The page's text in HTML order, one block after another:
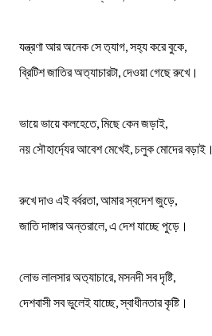
যন্ত্রণা আর অনেক সে ত‍্যাগ, সহ‍্য করে বুকে,
ব্রিটিশ জাতির অত‍্যাচারটা, দেওয়া গেছে রুখে।
ভায়ে ভায়ে কলহেতে, মিছে কেন জড়াই,
নয় সৌহার্দ্যের আবেশ মেখেই, চলুক মোদের বড়াই।
রুখে দাও এই বর্বরতা, আমার স্বদেশ জুড়ে,
জাতি দাঙ্গার অন্তরালে, এ দেশ যাচ্ছে পুড়ে।
লোভ লালসার অত‍্যাচারে, মসনদী সব দৃষ্টি,
দেশবাসী সব ভুলেই যাচ্ছে, স্বাধীনতার কৃষ্টি।